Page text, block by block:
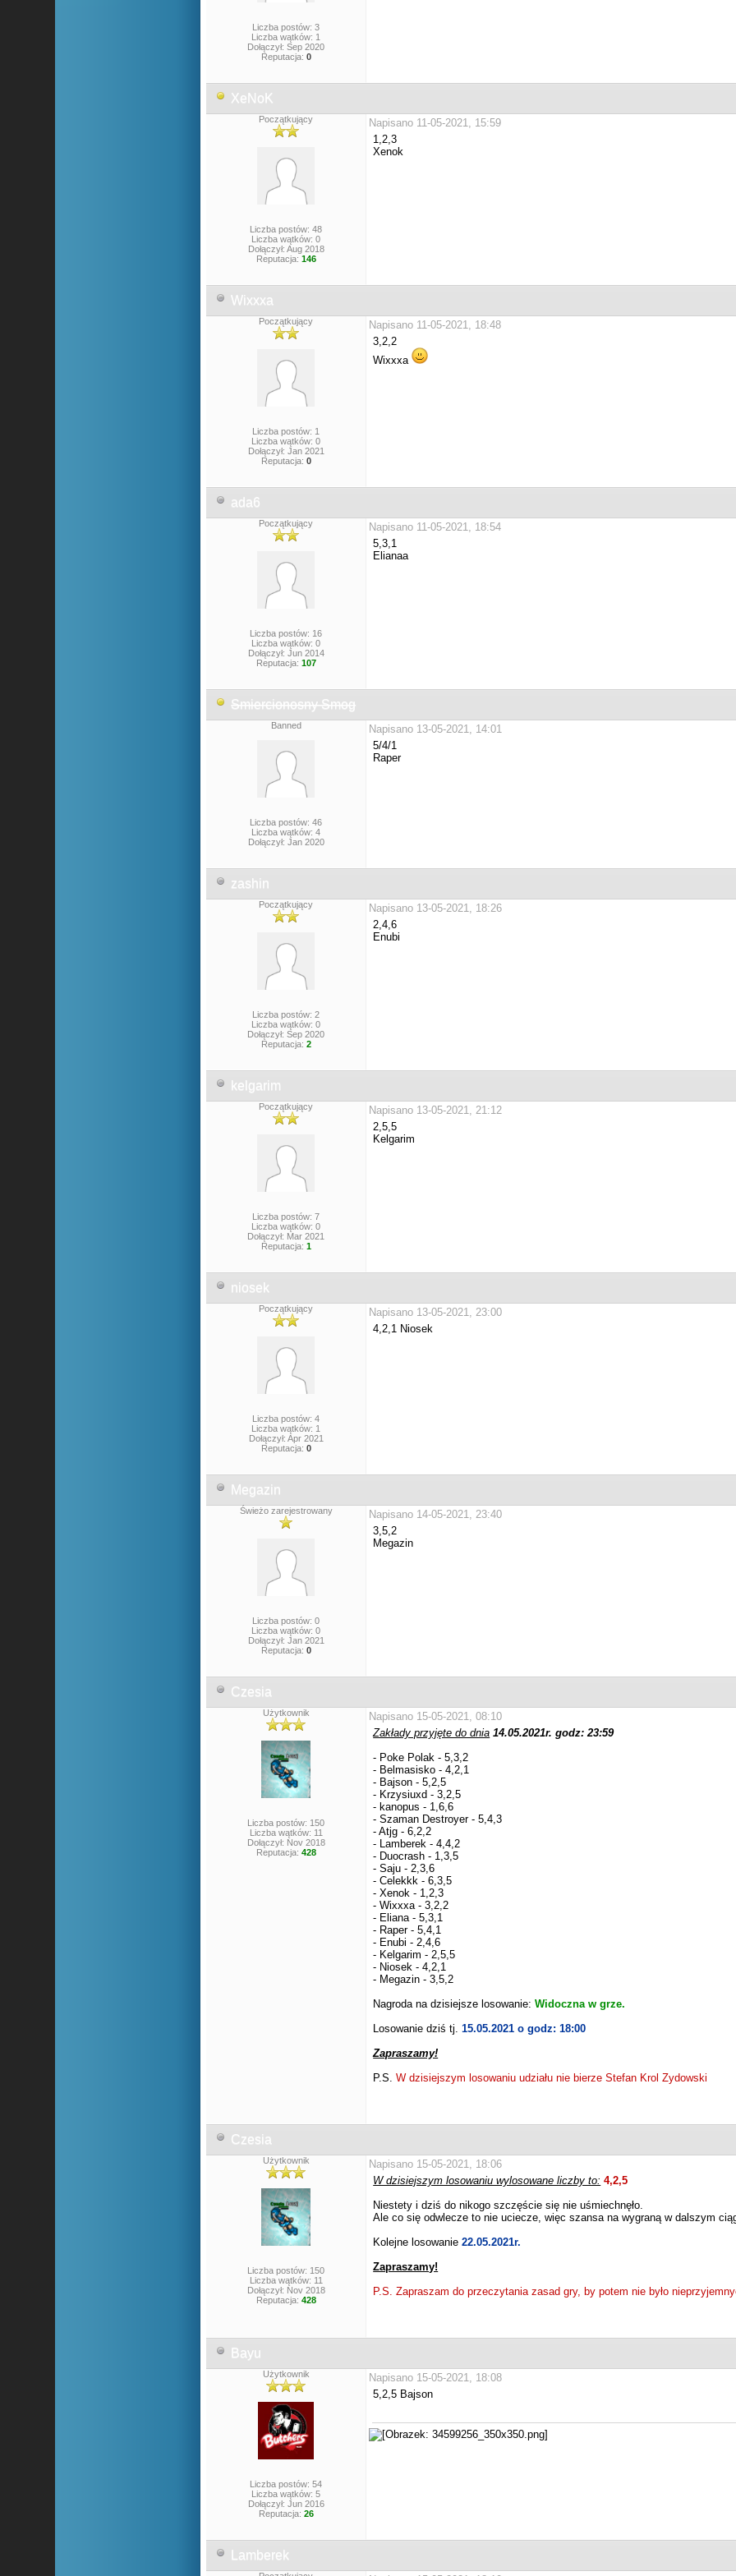
Liczba postów: 3
Liczba wątków: 1
Dołączył: Sep 2020
Reputacja: 0
XeNoK
Początkujący
Liczba postów: 48
Liczba wątków: 0
Dołączył: Aug 2018
Reputacja: 146
Napisano 11-05-2021, 15:59
1,2,3
Xenok
Wixxxa
Początkujący
Liczba postów: 1
Liczba wątków: 0
Dołączył: Jan 2021
Reputacja: 0
Napisano 11-05-2021, 18:48
3,2,2
Wixxxa
ada6
Początkujący
Liczba postów: 16
Liczba wątków: 0
Dołączył: Jun 2014
Reputacja: 107
Napisano 11-05-2021, 18:54
5,3,1
Elianaa
Smiercionosny Smog
Banned
Liczba postów: 46
Liczba wątków: 4
Dołączył: Jan 2020
Napisano 13-05-2021, 14:01
5/4/1
Raper
zashin
Początkujący
Liczba postów: 2
Liczba wątków: 0
Dołączył: Sep 2020
Reputacja: 2
Napisano 13-05-2021, 18:26
2,4,6
Enubi
kelgarim
Początkujący
Liczba postów: 7
Liczba wątków: 0
Dołączył: Mar 2021
Reputacja: 1
Napisano 13-05-2021, 21:12
2,5,5
Kelgarim
niosek
Początkujący
Liczba postów: 4
Liczba wątków: 1
Dołączył: Apr 2021
Reputacja: 0
Napisano 13-05-2021, 23:00
4,2,1 Niosek
Megazin
Świeżo zarejestrowany
Liczba postów: 0
Liczba wątków: 0
Dołączył: Jan 2021
Reputacja: 0
Napisano 14-05-2021, 23:40
3,5,2
Megazin
Czesia
Użytkownik
Liczba postów: 150
Liczba wątków: 11
Dołączył: Nov 2018
Reputacja: 428
Napisano 15-05-2021, 08:10
Zakłady przyjęte do dnia 14.05.2021r. godz: 23:59
- Poke Polak - 5,3,2
- Belmasisko - 4,2,1
- Bajson - 5,2,5
- Krzysiuxd - 3,2,5
- kanopus - 1,6,6
- Szaman Destroyer - 5,4,3
- Atjg - 6,2,2
- Lamberek - 4,4,2
- Duocrash - 1,3,5
- Saju - 2,3,6
- Celekkk - 6,3,5
- Xenok - 1,2,3
- Wixxxa - 3,2,2
- Eliana - 5,3,1
- Raper - 5,4,1
- Enubi - 2,4,6
- Kelgarim - 2,5,5
- Niosek - 4,2,1
- Megazin - 3,5,2
Nagroda na dzisiejsze losowanie:Widoczna w grze.
Losowanie dziś tj.15.05.2021 o godz: 18:00
Zapraszamy!
P.S.W dzisiejszym losowaniu udziału nie bierze Stefan Krol Zydowski
Czesia
Użytkownik
Liczba postów: 150
Liczba wątków: 11
Dołączył: Nov 2018
Reputacja: 428
Napisano 15-05-2021, 18:06
W dzisiejszym losowaniu wylosowane liczby to: 4,2,5
Niestety i dziś do nikogo szczęście się nie uśmiechnęło.
Ale co się odwlecze to nie uciecze, więc szansa na wygraną w dalszym
Kolejne losowanie22.05.2021r.
Zapraszamy!
P.S. Zapraszam do przeczytania zasad gry, by potem nie było
Bayu
Użytkownik
Liczba postów: 54
Liczba wątków: 5
Dołączył: Jun 2016
Reputacja: 26
Napisano 15-05-2021, 18:08
5,2,5 Bajson
Lamberek